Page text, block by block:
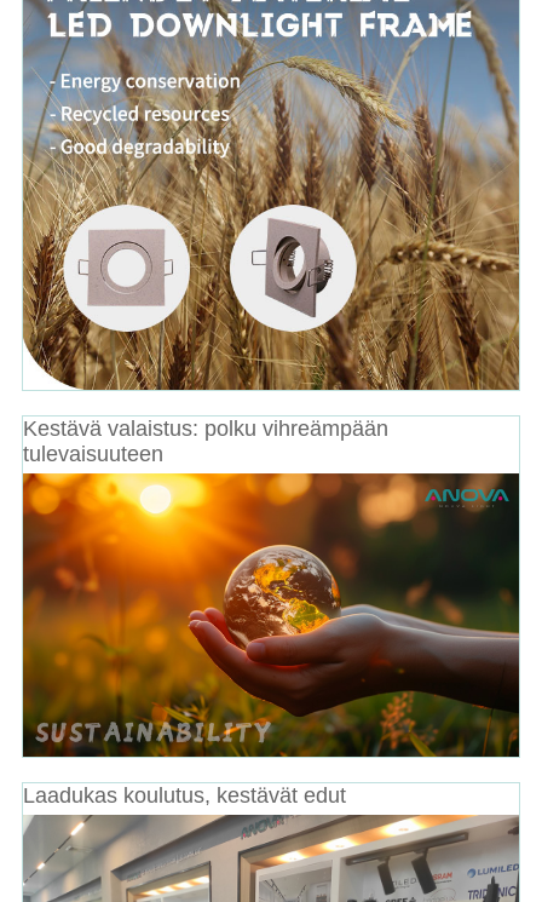
Kestävä valaistus: polku vihreämpään
tulevaisuuteen
Laadukas koulutus, kestävät edut